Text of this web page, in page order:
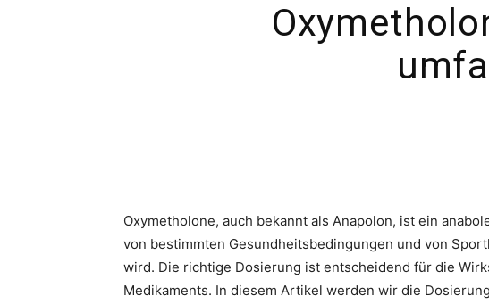
Oxymetholone, auch bekannt als Anapolon, ist ein
von bestimmten Gesundheitsbedingungen und von
wird. Die richtige Dosierung ist entscheidend für die
Medikaments. In diesem Artikel werden wir die